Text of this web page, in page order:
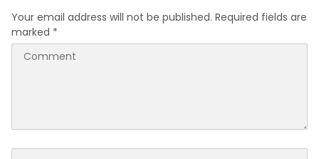
Your email address will not be published. Required fields are
marked *